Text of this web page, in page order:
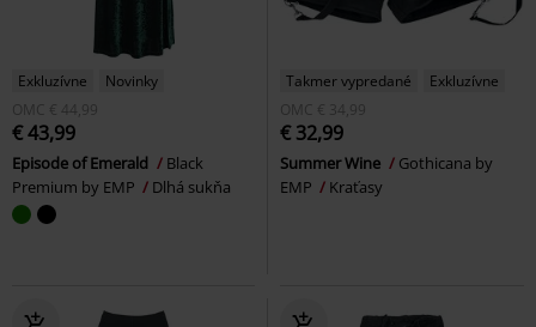
Exkluzívne
Novinky
OMC € 44,99
€ 43,99
Episode of Emerald
Black
Premium by EMP
Dlhá sukňa
Takmer vypredané
Exkluzívne
OMC € 34,99
€ 32,99
Summer Wine
Gothicana by
EMP
Kraťasy